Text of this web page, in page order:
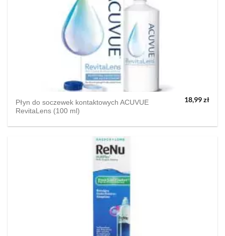
Płyn do soczewek kontaktowych ACUVUE
RevitaLens (100 ml)
18,99zł